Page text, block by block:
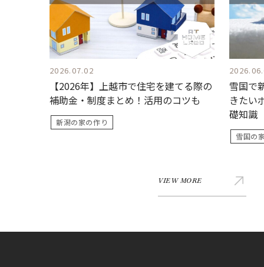
2026.07.02
【2026年】上越市で住宅を建てる際の
補助金・制度まとめ！活用のコツも
新潟の家の作り
雪国で
きたい
礎知識
雪国の
VIEW MORE